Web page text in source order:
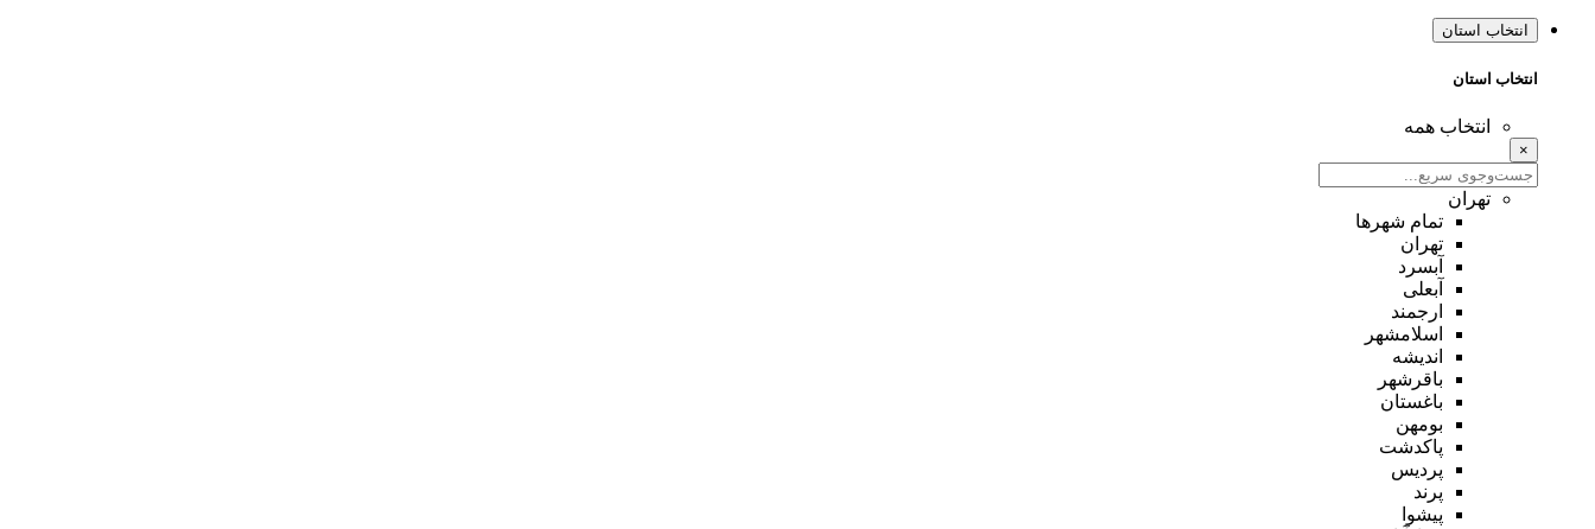
انتخاب استان
انتخاب استان
انتخاب همه
×
تهران
تمام شهر‌ها
تهران
آبسرد
آبعلی
ارجمند
اسلامشهر
اندیشه
باقرشهر
باغستان
بومهن
پاکدشت
پردیس
پرند
پیشوا